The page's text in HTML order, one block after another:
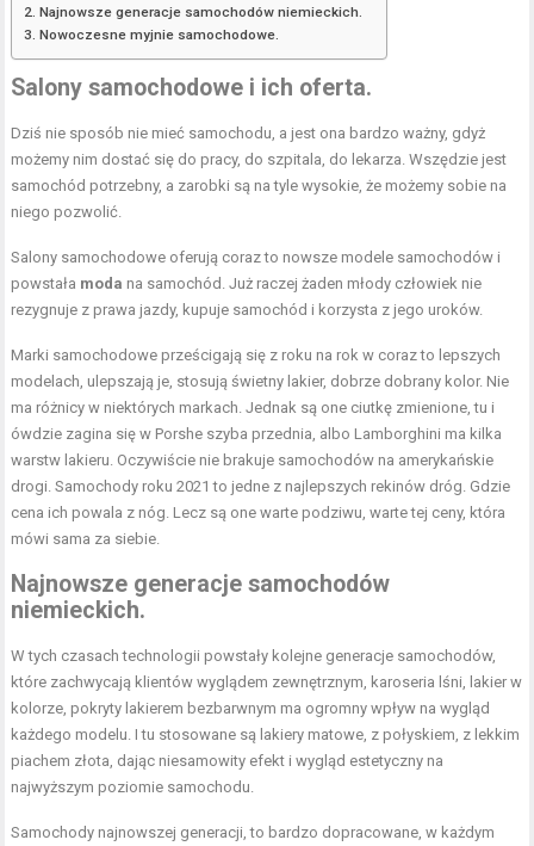
Najnowsze generacje samochodów niemieckich.
Nowoczesne myjnie samochodowe.
Salony samochodowe i ich oferta.
Dziś nie sposób nie mieć samochodu, a jest ona bardzo ważny, gdyż
możemy nim dostać się do pracy, do szpitala, do lekarza. Wszędzie jest
samochód potrzebny, a zarobki są na tyle wysokie, że możemy sobie na
niego pozwolić.
Salony samochodowe oferują coraz to nowsze modele samochodów i
powstała moda na samochód. Już raczej żaden młody człowiek nie
rezygnuje z prawa jazdy, kupuje samochód i korzysta z jego uroków.
Marki samochodowe prześcigają się z roku na rok w coraz to lepszych
modelach, ulepszają je, stosują świetny lakier, dobrze dobrany kolor. Nie
ma różnicy w niektórych markach. Jednak są one ciutkę zmienione, tu i
ówdzie zagina się w Porshe szyba przednia, albo Lamborghini ma kilka
warstw lakieru. Oczywiście nie brakuje samochodów na amerykańskie
drogi. Samochody roku 2021 to jedne z najlepszych rekinów dróg. Gdzie
cena ich powala z nóg. Lecz są one warte podziwu, warte tej ceny, która
mówi sama za siebie.
Najnowsze generacje samochodów
niemieckich.
W tych czasach technologii powstały kolejne generacje samochodów,
które zachwycają klientów wyglądem zewnętrznym, karoseria lśni, lakier w
kolorze, pokryty lakierem bezbarwnym ma ogromny wpływ na wygląd
każdego modelu. I tu stosowane są lakiery matowe, z połyskiem, z lekkim
piachem złota, dając niesamowity efekt i wygląd estetyczny na
najwyższym poziomie samochodu.
Samochody najnowszej generacji, to bardzo dopracowane, w każdym